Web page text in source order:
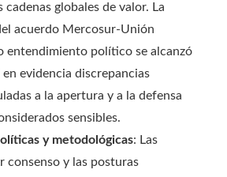
globales de valor. La
acuerdo Mercosur-Unión
entendimiento político se alcanzó
evidencia discrepancias
a la apertura y a la defensa
sensibles.
y metodológicas: Las
consenso y las posturas